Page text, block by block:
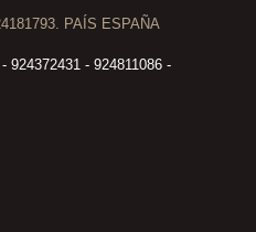
PAÍS ESPAÑA
924372431 - 924811086 -